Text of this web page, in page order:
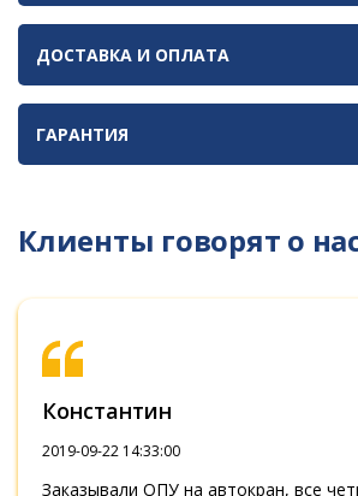
ДОСТАВКА И ОПЛАТА
ГАРАНТИЯ
Клиенты говорят о
Константин
2019-09-22 14:33:00
Заказывали ОПУ на автокран, все